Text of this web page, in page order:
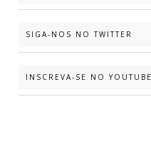
SIGA-NOS NO TWITTER
INSCREVA-SE NO YOUTUBE